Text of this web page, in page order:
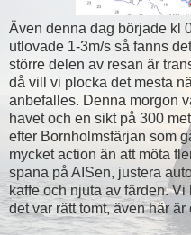
Även denna dag började kl
utlovade 1-3m/s så fanns
större delen av resan är
då vill vi plocka det mesta
anbefalles. Denna morgon
havet och en sikt på 300
efter Bornholmsfärjan som
mycket action än att möta
spana på AISen, justera
kaffe och njuta av färden.
det var rätt tomt, även här